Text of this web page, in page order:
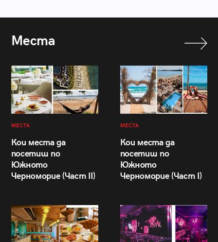
Места
МЕСТА
Кои места да
посетиш по
Южното
Черноморие (Част II)
МЕСТА
Кои места да
посетиш по
Южното
Черноморие (Част I)